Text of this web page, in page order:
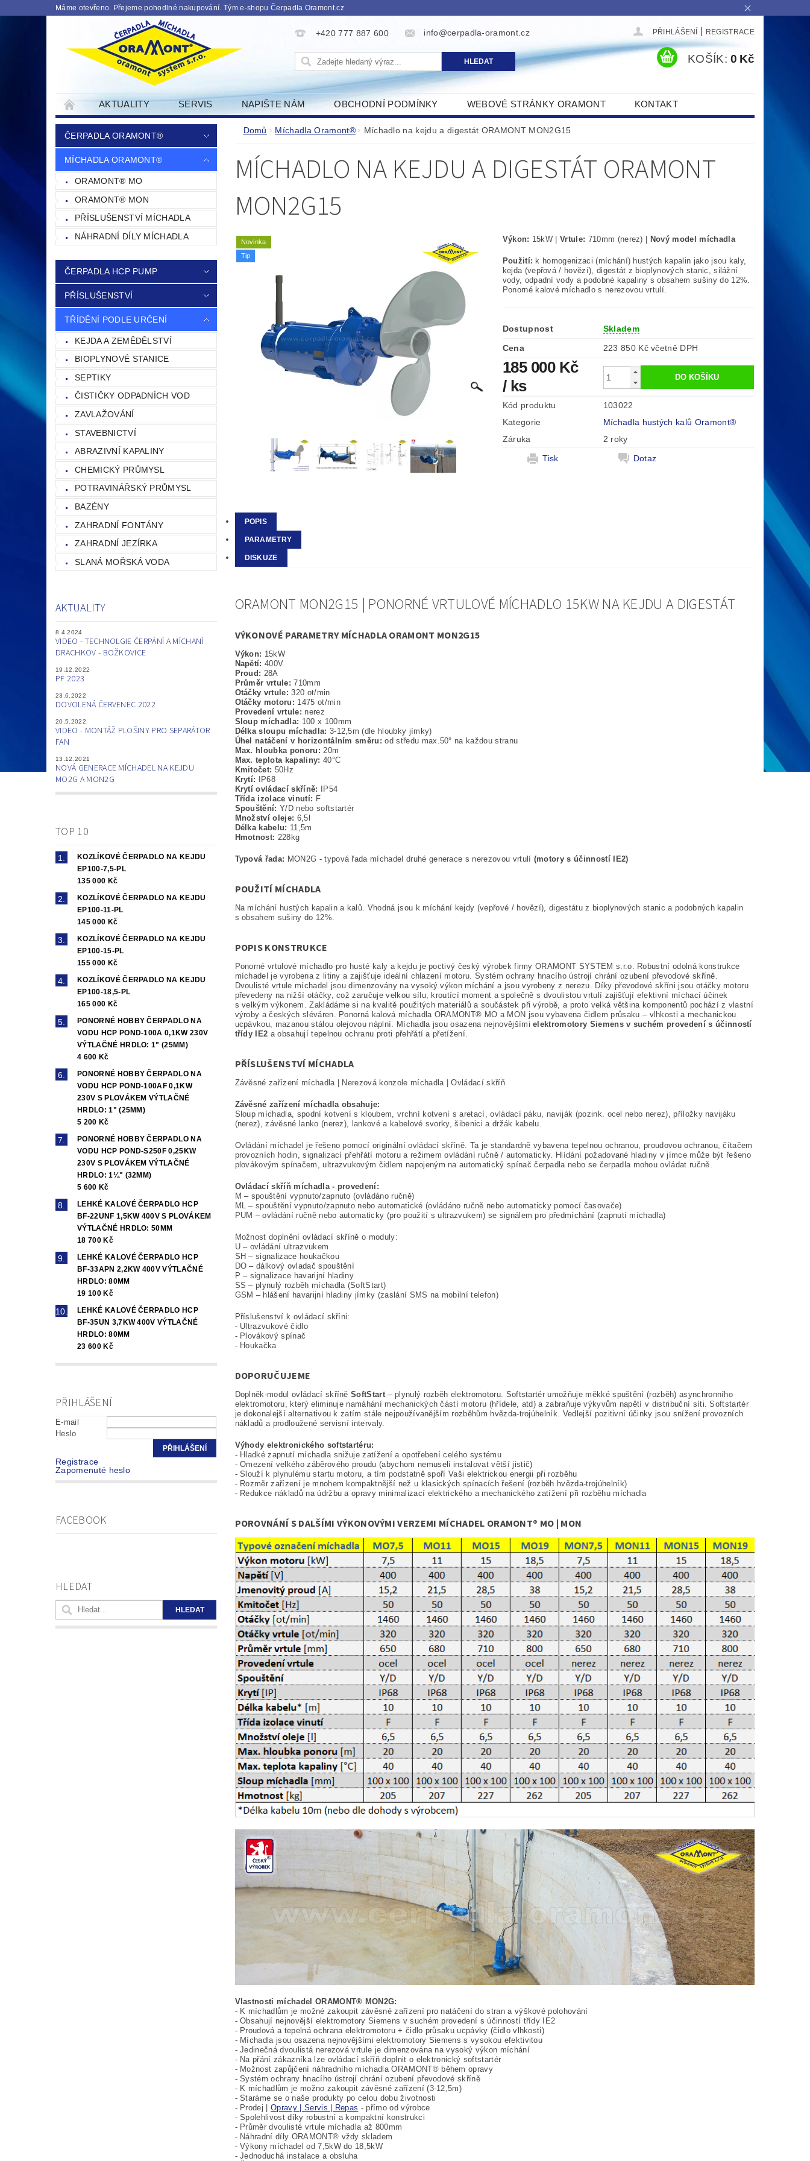
Máme otevřeno. Přejeme pohodlné nakupování. Tým e-shopu Čerpadla Oramont.cz
+420 777 887 600 info@cerpadla-oramont.cz PŘIHLÁŠENÍ REGISTRACE
KOŠÍK: 0 Kč
AKTUALITY SERVIS NAPIŠTE NÁM OBCHODNÍ PODMÍNKY WEBOVÉ STRÁNKY ORAMONT KONTAKT
PODMINKY OCHRANY OSOBNICH UDAJU
ČERPADLA ORAMONT®
MÍCHADLA ORAMONT®
ORAMONT® MO
ORAMONT® MON
PŘÍSLUŠENSTVÍ MÍCHADLA
NÁHRADNÍ DÍLY MÍCHADLA
ČERPADLA HCP PUMP
PŘÍSLUŠENSTVÍ
TŘÍDĚNÍ PODLE URČENÍ
KEJDA A ZEMĚDĚLSTVÍ
BIOPLYNOVÉ STANICE
SEPTIKY
ČISTIČKY ODPADNÍCH VOD
ZAVLAŽOVÁNÍ
STAVEBNICTVÍ
ABRAZIVNÍ KAPALINY
CHEMICKÝ PRŮMYSL
POTRAVINÁŘSKÝ PRŮMYSL
BAZÉNY
ZAHRADNÍ FONTÁNY
ZAHRADNÍ JEZÍRKA
SLANÁ MOŘSKÁ VODA
AKTUALITY
8.4.2024
VIDEO - TECHNOLGIE ČERPÁNÍ A MÍCHANÍ
DRACHKOV - BOŽKOVICE
19.12.2022
PF 2023
23.6.2022
DOVOLENÁ ČERVENEC 2022
20.5.2022
VIDEO - MONTÁŽ PLOŠINY PRO SEPARÁTOR
FAN
13.12.2021
NOVÁ GENERACE MÍCHADEL NA KEJDU
MO2G A MON2G
TOP 10
KOZLÍKOVÉ ČERPADLO NA KEJDU
EP100-7,5-PL
135 000 Kč
KOZLÍKOVÉ ČERPADLO NA KEJDU
EP100-11-PL
145 000 Kč
KOZLÍKOVÉ ČERPADLO NA KEJDU
EP100-15-PL
155 000 Kč
KOZLÍKOVÉ ČERPADLO NA KEJDU
EP100-18,5-PL
165 000 Kč
PONORNÉ HOBBY ČERPADLO NA
VODU HCP POND-100A 0,1KW 230V
VÝTLAČNÉ HRDLO: 1" (25MM)
4 600 Kč
PONORNÉ HOBBY ČERPADLO NA
VODU HCP POND-100AF 0,1KW
230V S PLOVÁKEM VÝTLAČNÉ
HRDLO: 1" (25MM)
5 200 Kč
PONORNÉ HOBBY ČERPADLO NA
VODU HCP POND-S250F 0,25KW
230V S PLOVÁKEM VÝTLAČNÉ
HRDLO: 1¼" (32MM)
5 600 Kč
LEHKÉ KALOVÉ ČERPADLO HCP
BF-22UNF 1,5KW 400V S PLOVÁKEM
VÝTLAČNÉ HRDLO: 50MM
18 700 Kč
LEHKÉ KALOVÉ ČERPADLO HCP
BF-33APN 2,2KW 400V VÝTLAČNÉ
HRDLO: 80MM
19 100 Kč
LEHKÉ KALOVÉ ČERPADLO HCP
BF-35UN 3,7KW 400V VÝTLAČNÉ
HRDLO: 80MM
23 600 Kč
PŘIHLÁŠENÍ
E-mail
Heslo
Registrace
Zapomenuté heslo
FACEBOOK
HLEDAT
Domů Míchadla Oramont® Míchadlo na kejdu a digestát ORAMONT MON2G15
MÍCHADLO NA KEJDU A DIGESTÁT ORAMONT
MON2G15
Novinka
Tip
Výkon: 15kW | Vrtule: 710mm (nerez) | Nový model míchadla
Použití: k homogenizaci (míchání) hustých kapalin jako jsou kaly,
kejda (vepřová / hovězí), digestát z bioplynových stanic, silážní
vody, odpadní vody a podobné kapaliny s obsahem sušiny do 12%.
Ponorné kalové míchadlo s nerezovou vrtulí.
Dostupnost
Skladem
Cena
223 850 Kč včetně DPH
185 000 Kč
/ ks
Kód produktu
103022
Kategorie
Míchadla hustých kalů Oramont®
Záruka
2 roky
Tisk
Dotaz
POPIS
PARAMETRY
DISKUZE
ORAMONT MON2G15 | PONORNÉ VRTULOVÉ MÍCHADLO 15KW NA KEJDU A DIGESTÁT
VÝKONOVÉ PARAMETRY MÍCHADLA ORAMONT MON2G15
Výkon: 15kW
Napětí: 400V
Proud: 28A
Průměr vrtule:710mm
Otáčky vrtule: 320 ot/min
Otáčky motoru: 1475 ot/min
Provedení vrtule: nerez
Sloup míchadla: 100 x 100mm
Délka sloupu míchadla: 3-12,5m (dle hloubky jímky)
Úhel natáčení v horizontálním směru: od středu max.50° na každou stranu
Max. hloubka ponoru: 20m
Max. teplota kapaliny: 40°C
Kmitočet: 50Hz
Krytí:
IP68
Krytí ovládací skříně:
IP54
Třída izolace vinutí: F
Spouštění:Y/D nebo softstartér
Množství oleje: 6,5l
Délka kabelu: 11,5m
Hmotnost: 228kg
Typová řada: MON2G - typová řada míchadel druhé generace s nerezovou vrtulí (motory s účinností IE2)
POUŽITÍ MÍCHADLA
Na míchání hustých kapalin a kalů. Vhodná jsou k míchání kejdy (vepřové / hovězí), digestátu z bioplynových stanic a podobných kapalin
s obsahem sušiny do 12%.
POPIS KONSTRUKCE
Ponorné vrtulové míchadlo pro husté kaly a kejdu je poctivý český výrobek firmy ORAMONT SYSTEM s.r.o. Robustní odolná konstrukce
míchadel je vyrobena z litiny a zajišťuje ideální chlazení motoru. Systém ochrany hnacího ústrojí chrání ozubení převodové skříně.
Dvoulisté vrtule míchadel jsou dimenzovány na vysoký výkon míchání a jsou vyrobeny z nerezu. Díky převodové skříni jsou otáčky motoru
převedeny na nižší otáčky, což zaručuje velkou sílu, kroutící moment a společně s dvoulistou vrtulí zajišťují efektivní míchací účinek
s velkým výkonem. Zakládáme si na kvalitě použitých materiálů a součástek při výrobě, a proto velká většina komponentů pochází z vlastní
výroby a českých sléváren. Ponorná kalová míchadla ORAMONT® MO a MON jsou vybavena čidlem průsaku – vlhkosti a mechanickou
ucpávkou, mazanou stálou olejovou náplní. Míchadla jsou osazena nejnovějšímielektromotory Siemens v suchém provedení s účinností
třídy IE2 a obsahují tepelnou ochranu proti přehřátí a přetížení.
PŘÍSLUŠENSTVÍ MÍCHADLA
Závěsné zařízení míchadla | Nerezová konzole míchadla | Ovládací skříň
Závěsné zařízení míchadla obsahuje:
Sloup míchadla, spodní kotvení s kloubem, vrchní kotvení s aretací, ovládací páku, naviják (pozink. ocel nebo nerez), příložky navijáku
(nerez), závěsné lanko (nerez), lankové a kabelové svorky, šibenici a držák kabelu.
Ovládání míchadel je řešeno pomocí originální ovládací skříně. Ta je standardně vybavena tepelnou ochranou, proudovou ochranou, čítačem
provozních hodin, signalizací přehřátí motoru a režimem ovládání ručně / automaticky. Hlídání požadované hladiny v jímce může být řešeno
plovákovým spínačem, ultrazvukovým čidlem napojeným na automatický spínač čerpadla nebo se čerpadla mohou ovládat ručně.
Ovládací skříň míchadla - provedení:
M – spouštění vypnuto/zapnuto (ovládáno ručně)
ML – spouštění vypnuto/zapnuto nebo automatické (ovládáno ručně nebo automaticky pomocí časovače)
PUM – ovládání ručně nebo automaticky (pro použití s ultrazvukem) se signálem pro předmíchání (zapnutí míchadla)
Možnost doplnění ovládací skříně o moduly:
U – ovládání ultrazvukem
SH – signalizace houkačkou
DO – dálkový ovladač spouštění
P – signalizace havarijní hladiny
SS – plynulý rozběh míchadla (SoftStart)
GSM – hlášení havarijní hladiny jímky (zaslání SMS na mobilní telefon)
Příslušenství k ovládací skříni:
- Ultrazvukové čidlo
- Plovákový spínač
- Houkačka
DOPORUČUJEME
Doplněk-modul ovládací skříněSoftStart– plynulý rozběh elektromotoru. Softstartér umožňuje měkké spuštění (rozběh) asynchronního
elektromotoru, který eliminuje namáhání mechanických částí motoru (hřídele, atd) a zabraňuje výkyvům napětí v distribuční síti. Softstartér
je dokonalejší alternativou k zatím stále nejpoužívanějším rozběhům hvězda-trojúhelník. Vedlejší pozitivní účinky jsou snížení provozních
nákladů a prodloužené servisní intervaly.
Výhody elektronického softstartéru:
- Hladké zapnutí míchadla snižuje zatížení a opotřebení celého systému
- Omezení velkého záběrového proudu (abychom nemuseli instalovat větší jistič)
- Slouží k plynulému startu motoru, a tím podstatně spoří Vaši elektrickou energii při rozběhu
- Rozměr zařízení je mnohem kompaktnější než u klasických spínacích řešení (rozběh hvězda-trojúhelník)
- Redukce nákladů na údržbu a opravy minimalizací elektrického a mechanického zatížení při rozběhu míchadla
POROVNÁNÍ S DALŠÍMI VÝKONOVÝMI VERZEMI MÍCHADEL ORAMONT® MO | MON
Vlastnosti míchadel ORAMONT® MON2G:
- K míchadlům je možné zakoupit závěsné zařízení pro natáčení do stran a výškové polohování
- Obsahují nejnovější elektromotory Siemens v suchém provedení s účinností třídy IE2
- Proudová a tepelná ochrana elektromotoru + čidlo průsaku ucpávky (čidlo vlhkosti)
- Míchadla jsou osazena nejnovějšími elektromotory Siemens s vysokou efektivitou
- Jedinečná dvoulistá nerezová vrtule je dimenzována na vysoký výkon míchání
- Na přání zákazníka lze ovládací skříň doplnit o elektronický softstartér
- Možnost zapůjčení náhradního míchadla ORAMONT® během opravy
- Systém ochrany hnacího ústrojí chrání ozubení převodové skříně
- K míchadlům je možno zakoupit závěsné zařízení (3-12,5m)
- Staráme se o naše produkty po celou dobu životnosti
- Prodej |Opravy | Servis | Repas - přímo od výrobce
- Spolehlivost díky robustní a kompaktní konstrukci
- Průměr dvoulisté vrtule míchadla až 800mm
- Náhradní díly ORAMONT® vždy skladem
- Výkony míchadel od 7,5kW do 18,5kW
- Jednoduchá instalace a obsluha